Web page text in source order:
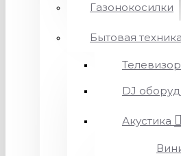
Газонокосилки
Бытовая техника
DJ
Акустика